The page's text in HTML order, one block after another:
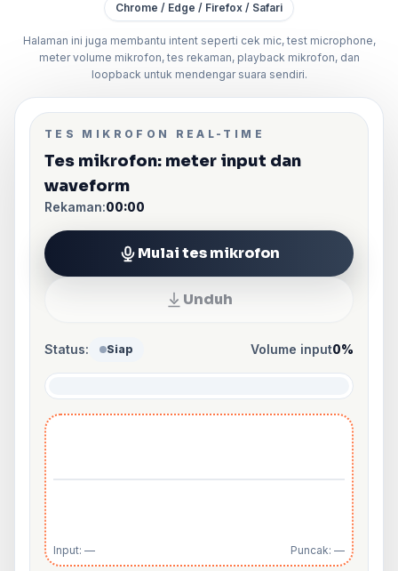
Chrome / Edge / Firefox / Safari
Halaman ini juga membantu intent seperti cek mic, test microphone,
meter volume mikrofon, tes rekaman, playback mikrofon, dan
loopback untuk mendengar suara sendiri.
TES MIKROFON REAL-TIME
Tes mikrofon: meter input dan
waveform
Rekaman:00:00
Mulai tes mikrofon
Unduh
Status: Siap Volume input0%
Input: — Puncak: —